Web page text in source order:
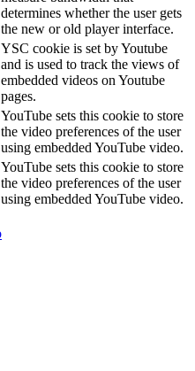
determines whether the user gets
the new or old player interface.
YSC cookie is set by Youtube
and is used to track the views of
embedded videos on Youtube
pages.
YouTube sets this cookie to store
the video preferences of the user
using embedded YouTube video.
YouTube sets this cookie to store
the video preferences of the user
using embedded YouTube video.